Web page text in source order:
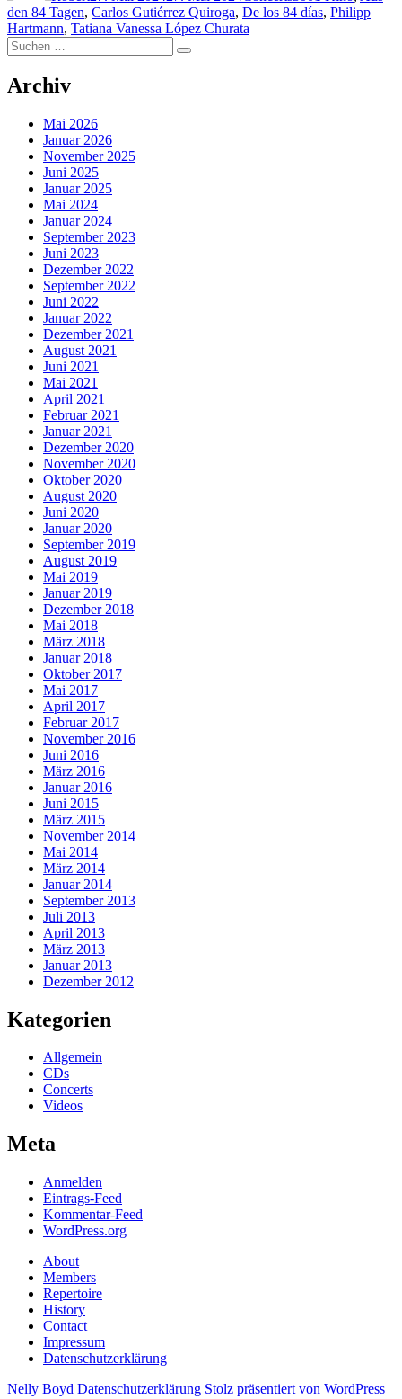
den 84 Tagen, Carlos Gutiérrez Quiroga, De los 84 días, Philipp
Hartmann, Tatiana Vanessa López Churata
Suchen
nach:
Suchen
Archiv
Mai 2026
Januar 2026
November 2025
Juni 2025
Januar 2025
Mai 2024
Januar 2024
September 2023
Juni 2023
Dezember 2022
September 2022
Juni 2022
Januar 2022
Dezember 2021
August 2021
Juni 2021
Mai 2021
April 2021
Februar 2021
Januar 2021
Dezember 2020
November 2020
Oktober 2020
August 2020
Juni 2020
Januar 2020
September 2019
August 2019
Mai 2019
Januar 2019
Dezember 2018
Mai 2018
März 2018
Januar 2018
Oktober 2017
Mai 2017
April 2017
Februar 2017
November 2016
Juni 2016
März 2016
Januar 2016
Juni 2015
März 2015
November 2014
Mai 2014
März 2014
Januar 2014
September 2013
Juli 2013
April 2013
März 2013
Januar 2013
Dezember 2012
Kategorien
Allgemein
CDs
Concerts
Videos
Meta
Anmelden
Eintrags-Feed
Kommentar-Feed
WordPress.org
About
Members
Repertoire
History
Contact
Impressum
Datenschutzerklärung
Nelly Boyd Datenschutzerklärung Stolz präsentiert von WordPress